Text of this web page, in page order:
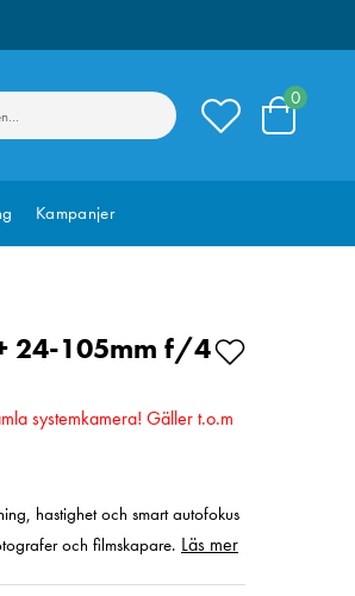
0
Kampanjer
24-105mm f/4
systemkamera! Gäller t.o.m
hastighet och smart autofokus
och filmskapare. Läs mer